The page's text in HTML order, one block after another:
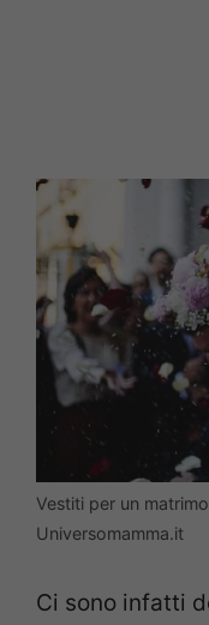
Vestiti per un
Universomamma.it
Ci sono infatti